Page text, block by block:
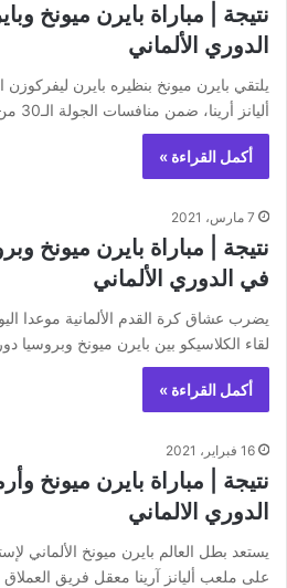
نتيجة | مباراة بايرن ميونخ
الدوري الألماني
أليانز أرينا، ضمن منافسات الجولة الـ30 من عُمر مسابقة…
أكمل القراءة »
7 مارس، 2021
نتيجة | مباراة بايرن ميونخ
في الدوري الألماني
يضرب عشاق كرة القدم الألمانية موعدا
لقاء الكلاسيكو بين بايرن ميونخ وبروسيا
أكمل القراءة »
16 فبراير، 2021
نتيجة | مباراة بايرن ميونخ
الدوري الالماني
يستعد بطل العالم بايرن ميونخ الألماني
على ملعب أليانز آرينا معقل فريق العملاق